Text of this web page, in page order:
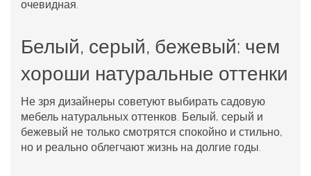
очевидная.
Белый, серый, бежевый: чем
хороши натуральные оттенки
Не зря дизайнеры советуют выбирать садовую
мебель натуральных оттенков. Белый, серый и
бежевый не только смотрятся спокойно и стильно,
но и реально облегчают жизнь на долгие годы.